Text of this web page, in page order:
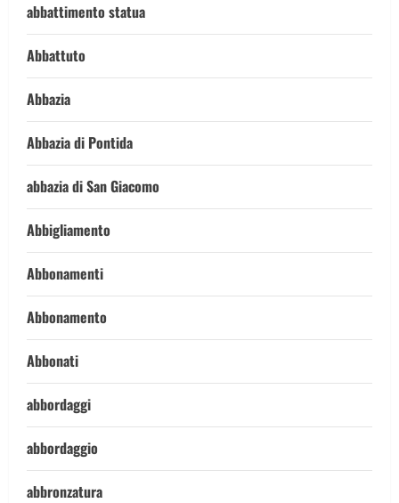
abbattimento statua
Abbattuto
Abbazia
Abbazia di Pontida
abbazia di San Giacomo
Abbigliamento
Abbonamenti
Abbonamento
Abbonati
abbordaggi
abbordaggio
abbronzatura